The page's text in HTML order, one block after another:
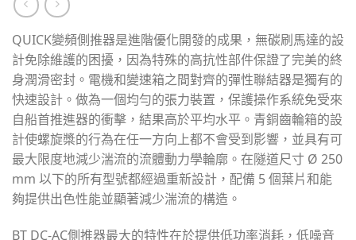
QUICK變頻側推器是進階優化開發的成果，無碳刷馬達的設
計免除維護的困擾，因為特殊的高抗性部件保證了完美的終
身潤滑密封。電機和變速箱之間對齊的彈性聯結器是獨有的
快速設計。做為一個均勻的張力裝置，保護操作系統免受來
自船首推進器的衝擊，結果高於平均水平。青銅齒輪箱的設
計使螺旋槳的行為在任一方向上都不會受到影響，並具有可
最大限度地減少湍流的流體動力學輪廓。在隧道尺寸 Ø 250
mm 以下的所有型號都經過重新設計，配備 5 個葉片和能
夠提供出色性能並顯著減少湍流的構造。
BT DC-AC側推器最大的特性在於提供低功率消耗，低噪音